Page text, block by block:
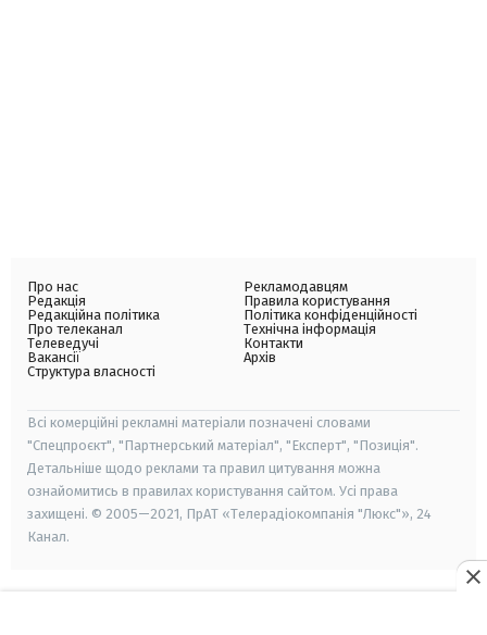
Про нас
Редакція
Редакційна політика
Про телеканал
Телеведучі
Вакансії
Структура власності
Рекламодавцям
Правила користування
Політика конфіденційності
Технічна інформація
Контакти
Архів
Всі комерційні рекламні матеріали позначені словами
"Спецпроєкт", "Партнерський матеріал", "Експерт", "Позиція".
Детальніше щодо реклами та правил цитування можна
ознайомитись в правилах користування сайтом. Усі права
захищені. © 2005—2021, ПрАТ «Телерадіокомпанія "Люкс"», 24
Канал.